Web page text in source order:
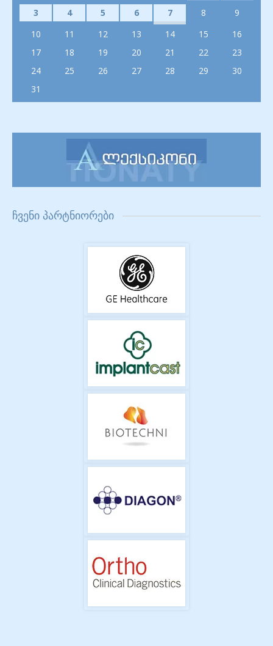
3
4 5 6 7 8
9
10
11 12 13 14 15
16
17
18 19 20 21 22
23
24
25 26 27 28 29
30
31
ჩვენი პარტნიორები